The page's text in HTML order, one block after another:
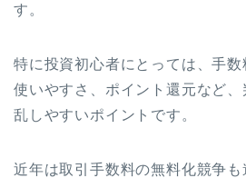
す。
特に投資初心者にとっては、手
使いやすさ、ポイント還元など
乱しやすいポイントです。
近年は取引手数料の無料化競争